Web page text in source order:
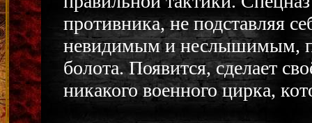
противника, не подставляя
невидимым и неслышимым,
болота. Появится, сделает
никакого военного цирка,